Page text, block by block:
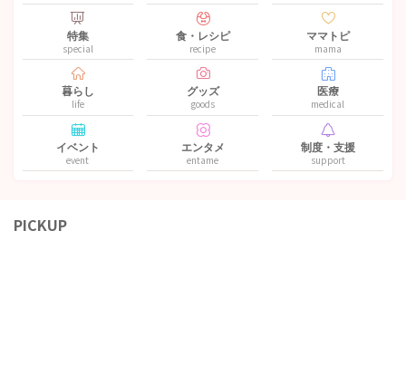
特集
special
食・レシピ
recipe
ママトピ
mama
暮らし
life
グッズ
goods
医療
medical
イベント
event
エンタメ
entame
制度・支援
support
PICKUP